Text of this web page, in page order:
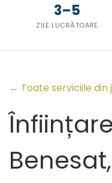
3–5
ZILE LUCRĂTOARE
← Toate serviciile din